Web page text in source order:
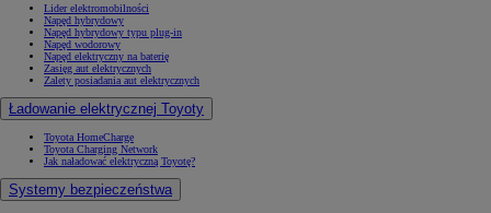
Lider elektromobilności
Napęd hybrydowy
Napęd hybrydowy typu plug-in
Napęd wodorowy
Napęd elektryczny na baterię
Zasięg aut elektrycznych
Zalety posiadania aut elektrycznych
Ładowanie elektrycznej Toyoty
Toyota HomeCharge
Toyota Charging Network
Jak naładować elektryczną Toyotę?
Systemy bezpieczeństwa